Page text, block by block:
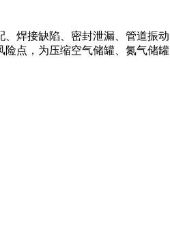
焊接缺陷、密封泄漏、管道振
点，为压缩空气储罐、氮气储